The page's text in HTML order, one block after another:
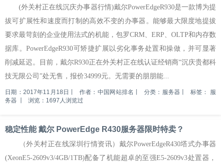
(外关村正在线沉庆办事器行情)戴尔PowerEdgeR930是一款博为提
拔可扩展性和速度而打制的高效不变的办事器。能够最大限度地提拔
要求最苛刻的企业使用法式的机能，包罗CRM、ERP、OLTP和内存数
据库。PowerEdgeR930可矫捷扩展以劣化事务处置和操做，并可显著
削减延迟。目前，戴尔R930正在外关村正在线认证经销商“沉庆贵都科
技无限公司”处无售，报价34999元。无需要的朋朋能...
日期：2017年11月18日 作者：中国网站排名 分类：服务器 标签： 服
务器
浏览：1697人浏览过
稳定性能 戴尔 PowerEdge R430服务器限时特卖？
（外关村正在线深圳行情资讯）戴尔PowerEdgeR430塔式办事器
(XeonE5-2609v3/4GB/1TB)配备了机能超卓的至强E5-2609v3处置器，